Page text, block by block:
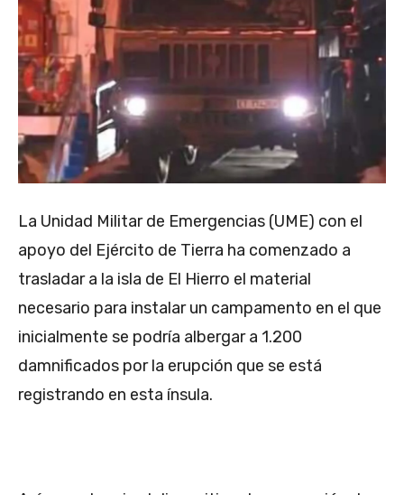
La Unidad Militar de Emergencias (UME) con el
apoyo del Ejército de Tierra ha comenzado a
trasladar a la isla de El Hierro el material
necesario para instalar un campamento en el que
inicialmente se podría albergar a 1.200
damnificados por la erupción que se está
registrando en esta ínsula.